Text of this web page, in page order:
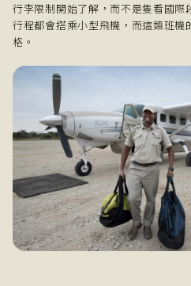
行李限制開始了解，而不是隻看國
行程都會搭乘小型飛機，而這類班
格。